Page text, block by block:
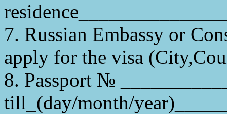
7. Russian Embassy or
apply for the visa (City
8. Passport №
till _(day/month/